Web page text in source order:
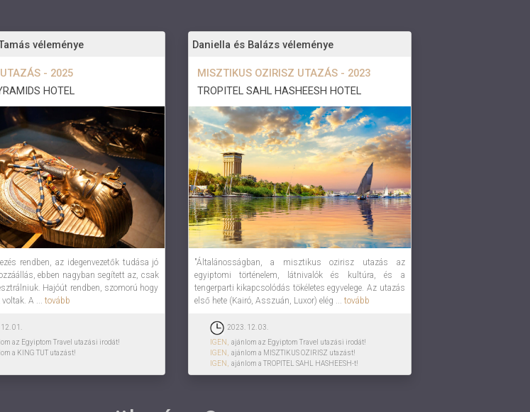
véleménye
- 2025
HOTEL
rendben, az idegenvezetők tudása jó
ebben nagyban segített az, csak
Hajóút rendben, szomorú hogy
A ... tovább
01.
az Egyiptom Travel utazási irodát!
a KING TUT utazást!
Daniella és Balázs véleménye
MISZTIKUS OZIRISZ UTAZÁS - 2023
TROPITEL SAHL HASHEESH HOTEL
"Általánosságban, a misztikus ozirisz utazás az
egyiptomi történelem, látnivalók és kultúra, és a
tengerparti kikapcsolódás tökéletes egyvelege. Az utazás
első hete (Kairó, Asszuán, Luxor) elég ... tovább
2023. 12. 03.
IGEN,
ajánlom az Egyiptom Travel utazási irodát!
IGEN,
ajánlom a MISZTIKUS OZIRISZ utazást!
IGEN,
ajánlom a TROPITEL SAHL HASHEESH-t!